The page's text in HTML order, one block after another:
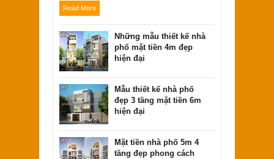
Thiết kế nhà 2 tầng mái thái đơn giản
đẹp giá rẻ
Read More
Những mẫu thiết kế nhà
phố mặt tiền 4m đẹp
hiện đại
Mẫu thiết kế nhà phố
đẹp 3 tầng mặt tiền 6m
hiện đại
Mặt tiền nhà phố 5m 4
tầng đẹp phong cách